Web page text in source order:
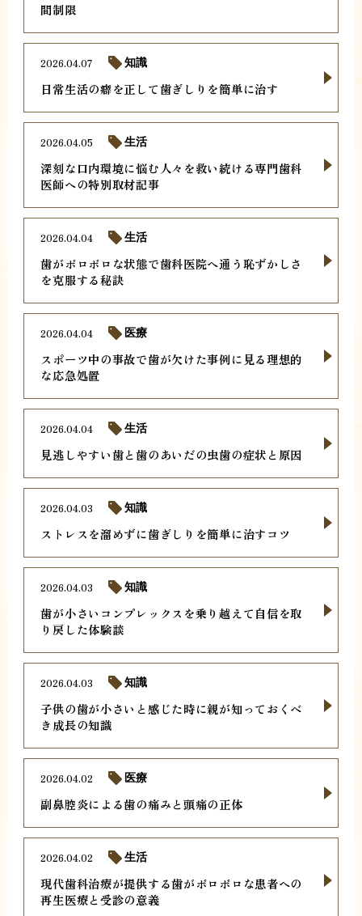
間制限
日常生活の癖を正して歯ぎしりを簡単に治す
2026.04.07 知識
深刻な口内環境に悩む人々を救い続ける専門歯科
医師への特別取材記事
2026.04.05 生活
歯がボロボロな状態で歯科医院へ通う恥ずかしさ
を克服する秘訣
2026.04.04 生活
スポーツ中の事故で歯が欠けた事例に見る理想的
な応急処置
2026.04.04 医療
見逃しやすい歯と歯のあいだの虫歯の症状と原因
2026.04.04 生活
ストレスを溜めずに歯ぎしりを簡単に治すコツ
2026.04.03 知識
歯が小さいコンプレックスを乗り越えて自信を取
り戻した体験談
2026.04.03 知識
子供の歯が小さいと感じた時に親が知っておくべ
き成長の知識
2026.04.03 知識
副鼻腔炎による歯の痛みと頭痛の正体
2026.04.02 医療
現代歯科治療が提供する歯がボロボロな患者への
再生医療と受診の意義
2026.04.02 生活